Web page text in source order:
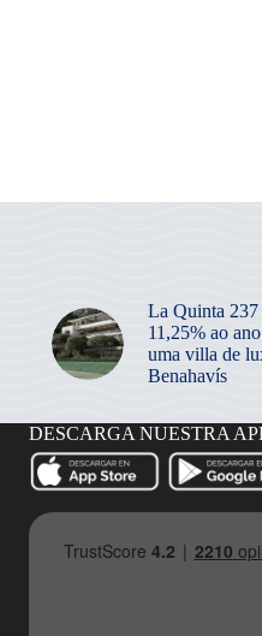
La Quinta
11,25% ao
uma villa de
Benahavís
DESCARGA NUESTRA